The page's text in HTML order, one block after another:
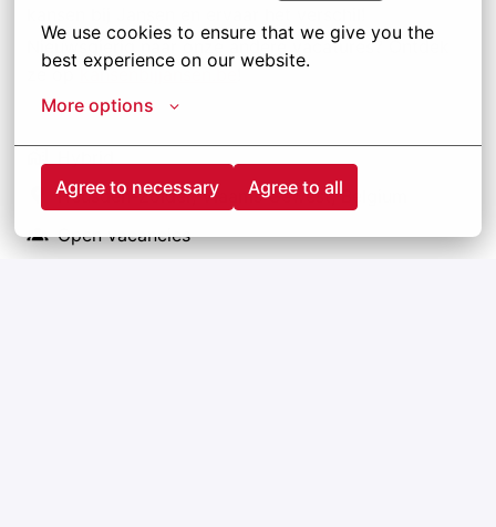
We use cookies to ensure that we give you the
best experience on our website.
More options
Agree to necessary Agree to all
Nieuwsgierig naar onze andere vacatures? Ontdek
ze op
kansenbijjansen.be
Heusden-Zolder, Vlaams Gewest, Belgium
Open vacancies